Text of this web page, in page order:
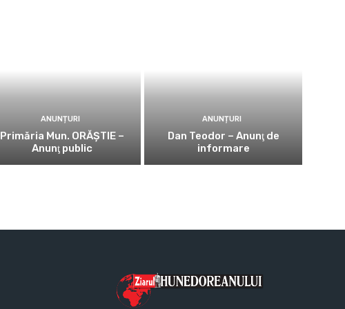
ANUNȚURI
Primăria Mun. ORĂȘTIE –
Anunţ public
ANUNȚURI
Dan Teodor – Anunţ de
informare